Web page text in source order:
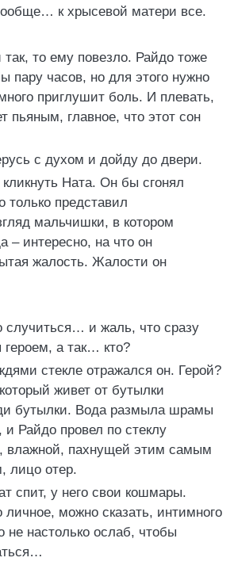
к хрысевой матери все.
то ему повезло. Райдо тоже
пару часов, но для этого нужно
приглушит боль. И плевать,
пьяным, главное, что этот сон
с духом и дойду до двери.
Ната. Он бы сгонял
только представил
мальчишки, в котором
– интересно, на что он
жалость. Жалости он
и жаль, что сразу
а так… кто?
стекле отражался он. Герой?
живет от бутылки
бутылки. Вода размыла шрамы
и Райдо провел по стеклу
влажной, пахнущей этим самым
лицо отер.
спит, у него свои кошмары.
можно сказать, интимного
не настолько ослаб, чтобы